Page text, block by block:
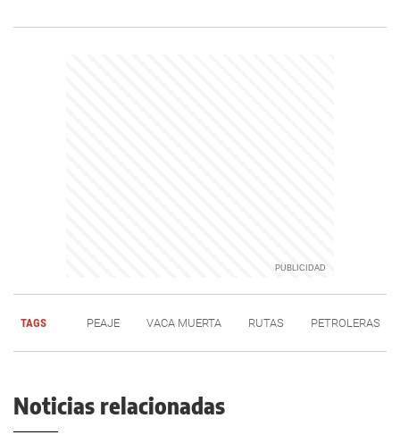
TAGS PEAJE VACA MUERTA RUTAS PETROLERAS
Noticias relacionadas